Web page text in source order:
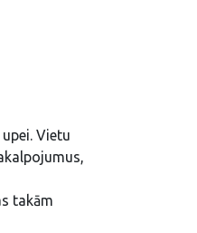
Vietu
takām